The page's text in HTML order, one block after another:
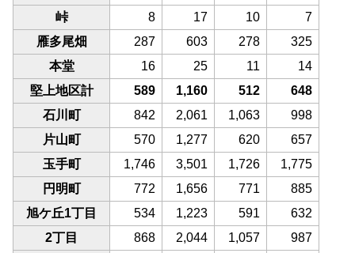
峠
8 17 10
7
雁多尾畑
287 603 278
325
本堂
16 25 11
14
堅上地区計
589 1,160 512
648
石川町
842 2,061 1,063
998
片山町
570 1,277 620
657
玉手町
1,746 3,501 1,726
1,775
円明町
772 1,656 771
885
旭ケ丘1丁目
534 1,223 591
632
2丁目
868 2,044 1,057
987